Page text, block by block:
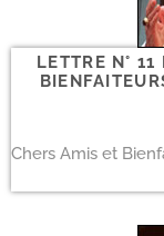
LETTRE N°
Chers Amis et